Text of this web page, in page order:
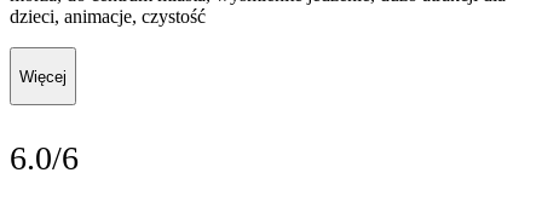
dzieci, animacje, czystość
Więcej
6.0/6